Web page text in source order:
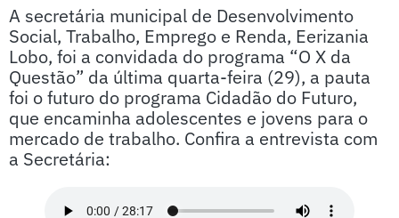
A secretária municipal de Desenvolvimento
Social, Trabalho, Emprego e Renda, Eerizania
Lobo, foi a convidada do programa “O X da
Questão” da última quarta-feira (29), a pauta
foi o futuro do programa Cidadão do Futuro,
que encaminha adolescentes e jovens para o
mercado de trabalho. Confira a entrevista com
a Secretária: